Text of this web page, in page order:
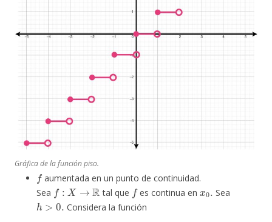
Gráfica de la función piso.
f
aumentada en un punto de continuidad.
Sea
f:X→R
tal que
f
es continua en
x.
Sea
h>0.
Considera la función